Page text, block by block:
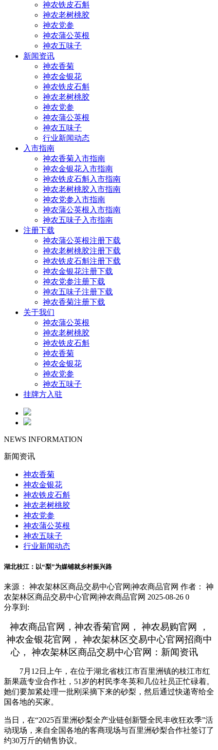
神农铁皮石斛
神农老树桃胶
神农党参
神农蒲公英根
神农五味子
新闻资讯
神农香菊
神农金银花
神农铁皮石斛
神农老树桃胶
神农党参
神农蒲公英根
神农五味子
行业新闻动态
入市指南
神农香菊入市指南
神农金银花入市指南
神农铁皮石斛入市指南
神农老树桃胶入市指南
神农党参入市指南
神农蒲公英根入市指南
神农五味子入市指南
注册下载
神农蒲公英根注册下载
神农老树桃胶注册下载
神农铁皮石斛注册下载
神农金银花注册下载
神农党参注册下载
神农五味子注册下载
神农香菊注册下载
关于我们
神农蒲公英根
神农老树桃胶
神农铁皮石斛
神农香菊
神农金银花
神农党参
神农五味子
挂牌方入驻
NEWS INFORMATION
新闻资讯
神农香菊
神农金银花
神农铁皮石斛
神农老树桃胶
神农党参
神农蒲公英根
神农五味子
行业新闻动态
湖北枝江：以“梨”为媒铺就乡村振兴路
来源： 神农架林区商品交易中心官网|神农商品官网 作者： 神
农架林区商品交易中心官网|神农商品官网 2025-08-26 0
分享到:
神农商品官网，神农香菊官网， 神农易购官网 ，
神农金银花官网， 神农架林区交易中心官网招商中
心， 神农架林区商品交易中心官网：新闻资讯
7月12日上午，在位于湖北省枝江市百里洲镇的枝江市红
新果蔬专业合作社，51岁的村民李冬英和几位社员正忙碌着。
她们要加紧处理一批刚采摘下来的砂梨，然后通过快递寄给全
国各地的买家。
当日，在“2025百里洲砂梨全产业链创新暨全民丰收狂欢季”活
动现场，来自全国各地的客商现场与百里洲砂梨合作社签订了
约30万斤的销售协议。